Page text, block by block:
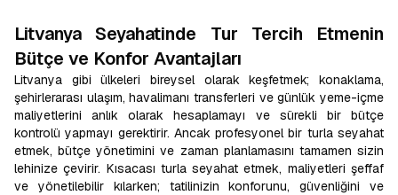
Litvanya Seyahatinde Tur Tercih Etmenin
Bütçe ve Konfor Avantajları
Litvanya gibi ülkeleri bireysel olarak keşfetmek; konaklama,
şehirlerarası ulaşım, havalimanı transferleri ve günlük yeme-içme
maliyetlerini anlık olarak hesaplamayı ve sürekli bir bütçe
kontrolü yapmayı gerektirir. Ancak profesyonel bir turla seyahat
etmek, bütçe yönetimini ve zaman planlamasını tamamen sizin
lehinize çevirir. Kısacası turla seyahat etmek, maliyetleri şeffaf
ve yönetilebilir kılarken; tatilinizin konforunu, güvenliğini ve